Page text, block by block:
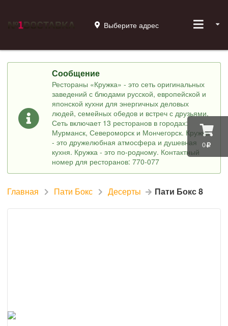
0
Выберите адрес
Сообщение
Рестораны «Кружка» - это сеть оригинальных
заведений с блюдами русской, европейской и
японской кухни для энергичных деловых
людей, семейных обедов и встреч с друзьями.
Сеть включает 13 ресторанов в городах:
Мурманск, Североморск и Мончегорск. Кружка
- это дружелюбная атмосфера и душевная
кухня. Кружка - это по-родному. Контактный
номер для ресторанов: 770-077
Главная Пати Бокс Десерты Пати Бокс 8